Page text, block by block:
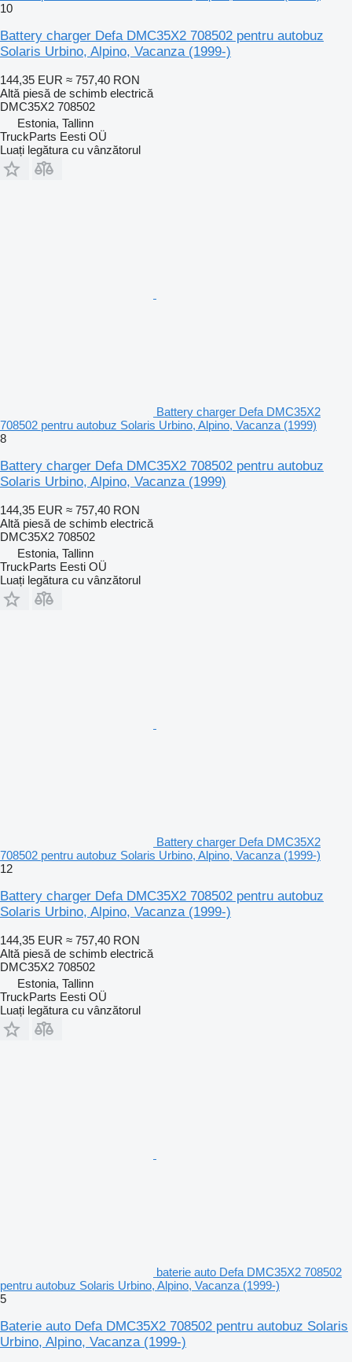
10
Battery charger Defa DMC35X2 708502 pentru autobuz
Solaris Urbino, Alpino, Vacanza (1999-)
144,35 EUR ≈ 757,40 RON
Altă piesă de schimb electrică
DMC35X2 708502
Estonia, Tallinn
TruckParts Eesti OÜ
Luați legătura cu vânzătorul
Battery charger Defa DMC35X2
708502 pentru autobuz Solaris Urbino, Alpino, Vacanza (1999)
8
Battery charger Defa DMC35X2 708502 pentru autobuz
Solaris Urbino, Alpino, Vacanza (1999)
144,35 EUR ≈ 757,40 RON
Altă piesă de schimb electrică
DMC35X2 708502
Estonia, Tallinn
TruckParts Eesti OÜ
Luați legătura cu vânzătorul
Battery charger Defa DMC35X2
708502 pentru autobuz Solaris Urbino, Alpino, Vacanza (1999-)
12
Battery charger Defa DMC35X2 708502 pentru autobuz
Solaris Urbino, Alpino, Vacanza (1999-)
144,35 EUR ≈ 757,40 RON
Altă piesă de schimb electrică
DMC35X2 708502
Estonia, Tallinn
TruckParts Eesti OÜ
Luați legătura cu vânzătorul
baterie auto Defa DMC35X2 708502
pentru autobuz Solaris Urbino, Alpino, Vacanza (1999-)
5
Baterie auto Defa DMC35X2 708502 pentru autobuz Solaris
Urbino, Alpino, Vacanza (1999-)